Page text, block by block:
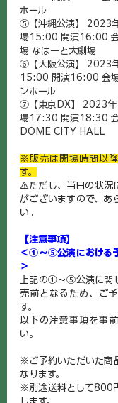
ホール
⑤【沖縄公演】 2023
場15:00 開演16:00 会
場 なはーと大劇場
⑥【大阪公演】 2023
15:00 開演16:00 会場
ンホール
⑦【東京DX】 2023年
場17:30 開演18:30
DOME CITY HALL
※販売は開場時間以
す。
⚠️ただし、当日の状況
がございますので、あ
い。
【注意事項】
＜①～⑤公演における
＞
上記の①～⑤公演に関
売前となるため、ご
す。
以下の注意事項を事
い。
※ご予約いただいた商
なります。
※別途送料として800